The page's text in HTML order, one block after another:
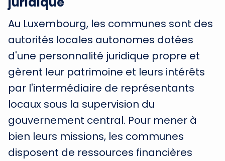
Au Luxembourg, les communes sont des
autorités locales autonomes dotées
d'une personnalité juridique propre et
gèrent leur patrimoine et leurs intérêts
par l'intermédiaire de représentants
locaux sous la supervision du
gouvernement central. Pour mener à
bien leurs missions, les communes
disposent de ressources financières